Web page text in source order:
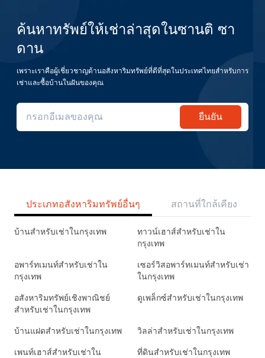
ค้นหาทรัพย์ให้เช่าล่าสุดในซานติ ซา
ดาน
เพราะเราคือผู้เชี่ยวชาญด้านอสังหาริมทรัพย์ที่ดีที่สุดในประเทศไทยสำหรับการ
เช่าและซื้อบ้านในฝันของคุณ
ยืนยัน
ประเภทอสังหาริมทรัพย์อื่นๆ สถานที่ใกล้เคียง
บ้านสำหรับเช่าในกรุงเทพ
ทาวน์เฮาส์สำหรับเช่าใน
กรุงเทพ
อพาร์ทเมนท์สำหรับเช่าใน
กรุงเทพ
เซอร์วิสอพาร์ทเมนท์สำหรับเช่า
ในกรุงเทพ
อสังหาริมทรัพย์เชิงพาณิชย์
สำหรับเช่าในกรุงเทพ
ดูเพล็กซ์สำหรับเช่าในกรุงเทพ
บ้านแฝดสำหรับเช่าในกรุงเทพ วิลล่าสำหรับเช่าในกรุงเทพ
เพนท์เฮาส์สำหรับเช่าใน
ที่ดินสำหรับเช่าในกรุงเทพ